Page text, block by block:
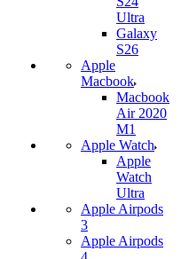
Ultra
Galaxy
S26
Apple
Macbook
Macbook
Air 2020
M1
Apple Watch
Apple
Watch
Ultra
Apple Airpods
3
Apple Airpods